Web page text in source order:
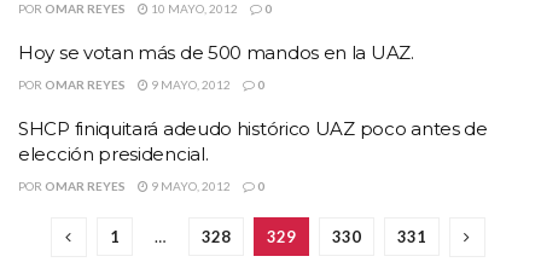
POR OMAR REYES 10 MAYO, 2012 0
Hoy se votan más de 500 mandos en la UAZ.
POR OMAR REYES 9 MAYO, 2012 0
SHCP finiquitará adeudo histórico UAZ poco antes de
elección presidencial.
POR OMAR REYES 9 MAYO, 2012 0
1 … 328 329 330 331